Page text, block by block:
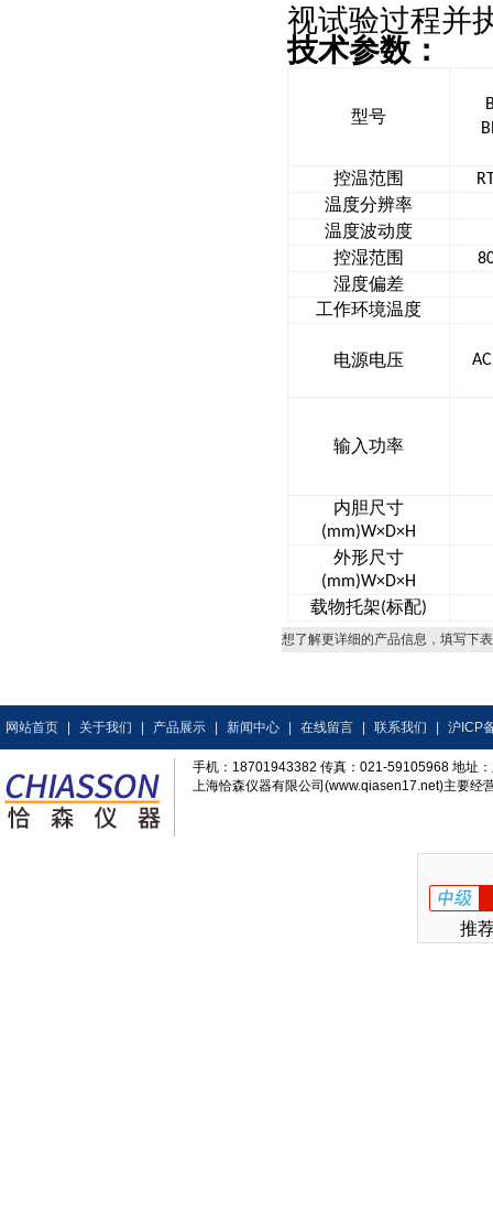
视试验过程并
技术参数：
型号
控温范围
温度分辨率
温度波动度
控湿范围
湿度偏差
工作环境温度
电源电压
输入功率
内胆尺寸
(mm)W×D×H
外形尺寸
(mm)W×D×H
载物托架(标配)
想了解更详细的产品信息，填写下
网站首页 关于我们 产品展示 新闻中心 在线留言 联系我们 沪ICP
手机：18701943382 传真：021-59105968 地址
上海恰森仪器有限公司(www.qiasen17.net)主要经
推